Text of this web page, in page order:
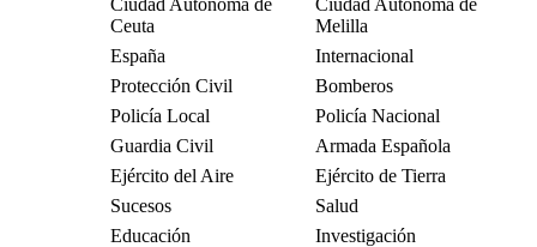
Ciudad Autónoma de
Ceuta
Ciudad Autónoma de
Melilla
España
Internacional
Protección Civil
Bomberos
Policía Local
Policía Nacional
Guardia Civil
Armada Española
Ejército del Aire
Ejército de Tierra
Sucesos
Salud
Educación
Investigación